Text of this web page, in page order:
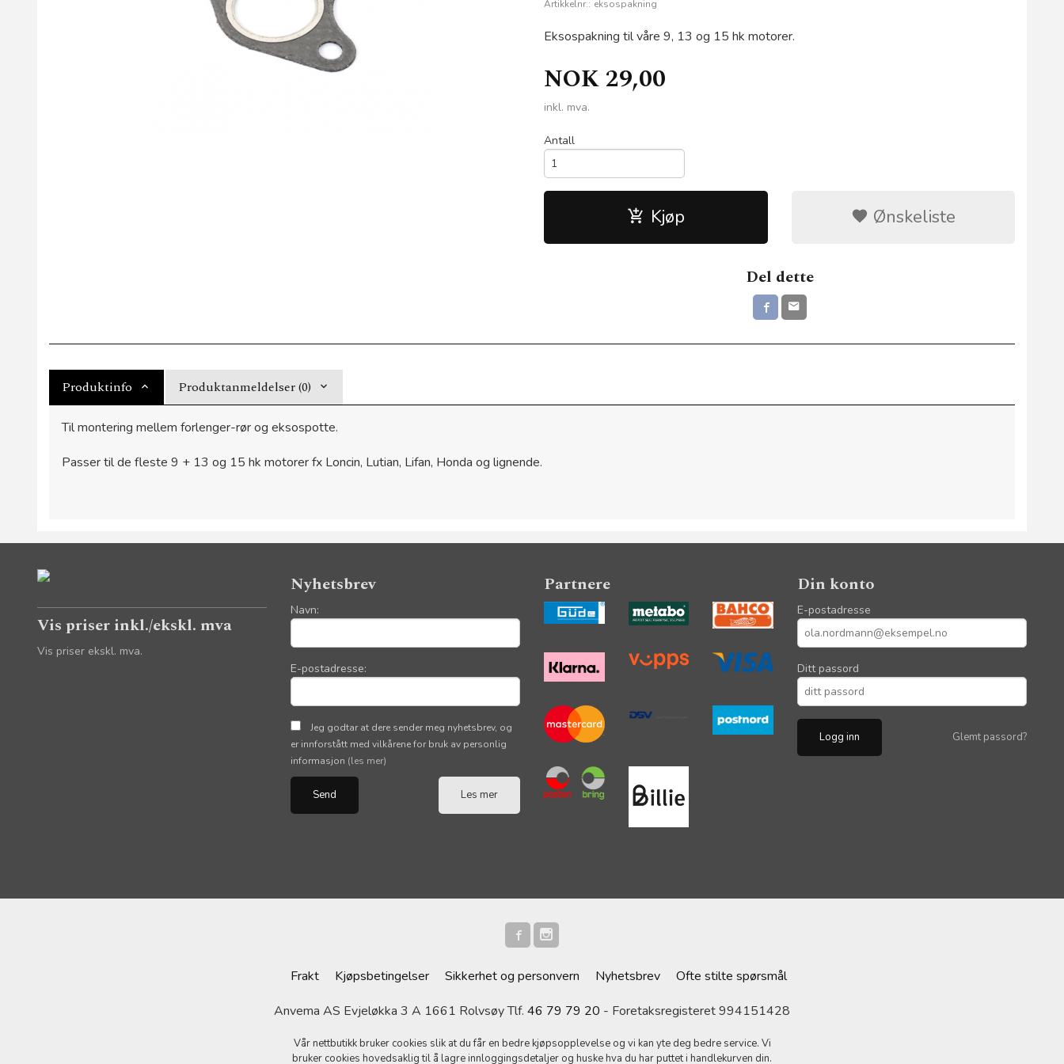
Artikkelnr.: eksospakning
Eksospakning til våre 9, 13 og 15 hk motorer.
NOK29,00
inkl. mva.
Antall
Kjøp Ønskeliste
Del dette
Produktinfo Produktanmeldelser (0)
Til montering mellem forlenger-rør og eksospotte.
Passer til de fleste 9 + 13 og 15 hk motorer fx Loncin, Lutian, Lifan, Honda og lignende.
Vis priser inkl./ekskl. mva
Vis priser ekskl. mva.
Nyhetsbrev
Navn:
E-postadresse:
Jeg godtar at dere sender meg nyhetsbrev, og
er innforstått med vilkårene for bruk av personlig
informasjon (les mer)
Les mer
Partnere Din konto
E-postadresse
Ditt passord
Glemt passord?
Frakt Kjøpsbetingelser Sikkerhet og personvern Nyhetsbrev
Ofte stilte spørsmål
Anvema AS Evjeløkka 3 A 1661 Rolvsøy Tlf. 46 79 79 20 - Foretaksregisteret 994151428
Vår nettbutikk bruker cookies slik at du får en bedre kjøpsopplevelse og vi kan yte deg bedre service. Vi
bruker cookies hovedsaklig til å lagre innloggingsdetaljer og huske hva du har puttet i handlekurven din.